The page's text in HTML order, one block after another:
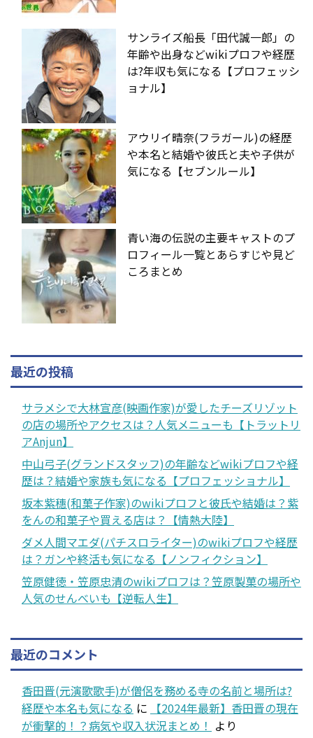
サンライズ船長「田代誠一郎」の
年齢や出身などwikiプロフや経歴
は?年収も気になる【プロフェッシ
ョナル】
アウリイ晴奈(フラガール)の経歴
や本名と結婚や彼氏と夫や子供が
気になる【セブンルール】
青い海の伝説の主要キャストのプ
ロフィール一覧とあらすじや見ど
ころまとめ
最近の投稿
サラメシで大林宣彦(映画作家)が愛したチーズリゾット
の店の場所やアクセスは？人気メニューも【トラットリ
アAnjun】
中山弓子(グランドスタッフ)の年齢などwikiプロフや経
歴は？結婚や家族も気になる【プロフェッショナル】
坂本紫穗(和菓子作家)のwikiプロフと彼氏や結婚は？紫
をんの和菓子や買える店は？【情熱大陸】
ダメ人間マエダ(パチスロライター)のwikiプロフや経歴
は？ガンや終活も気になる【ノンフィクション】
笠原健徳・笠原忠清のwikiプロフは？笠原製菓の場所や
人気のせんべいも【逆転人生】
最近のコメント
香田晋(元演歌歌手)が僧侶を務める寺の名前と場所は?
経歴や本名も気になる に
【2024年最新】香田晋の現在
が衝撃的！？病気や収入状況まとめ！ より